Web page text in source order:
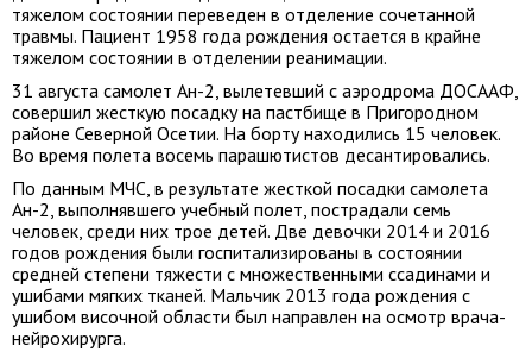
тяжелом состоянии переведен в отделение сочетанной
травмы. Пациент 1958 года рождения остается в крайне
тяжелом состоянии в отделении реанимации.
31 августа самолет Ан-2, вылетевший с аэродрома ДОСААФ,
совершил жесткую посадку на пастбище в Пригородном
районе Северной Осетии. На борту находились 15 человек.
Во время полета восемь парашютистов десантировались.
По данным МЧС, в результате жесткой посадки самолета
Ан-2, выполнявшего учебный полет, пострадали семь
человек, среди них трое детей. Две девочки 2014 и 2016
годов рождения были госпитализированы в состоянии
средней степени тяжести с множественными ссадинами и
ушибами мягких тканей. Мальчик 2013 года рождения с
ушибом височной области был направлен на осмотр врача-
нейрохирурга.